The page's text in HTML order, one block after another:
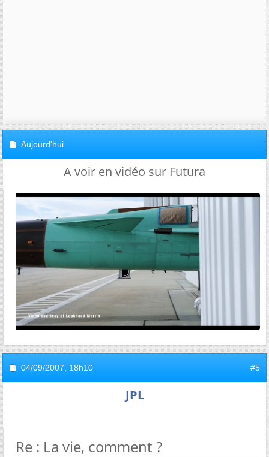
Aujourd'hui
A voir en vidéo sur Futura
04/09/2007, 18h10 #5
JPL
Re : La vie, comment ?